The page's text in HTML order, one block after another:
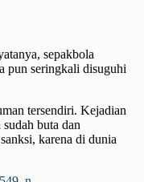
sepakbola
pun seringkali disuguhi
tersendiri. Kejadian
buta dan
karena di dunia